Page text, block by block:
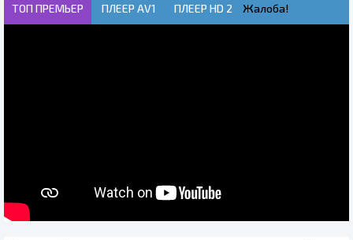
ТОП ПРЕМЬЕР ПЛЕЕР AV1 ПЛЕЕР HD 2 Жалоба!